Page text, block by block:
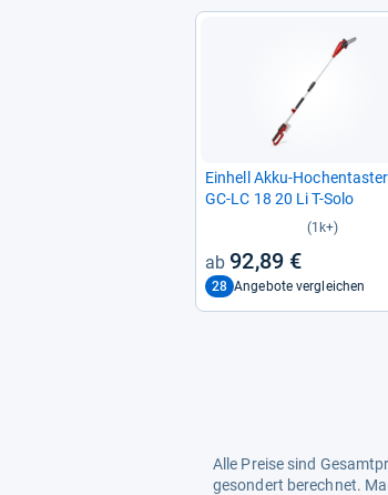
Ein­hell Akku-​Hoch­en­tas­ter
GC-​LC 18 20 Li T-​Solo
(1k+)
92,89 €
28 Angebote vergleichen
Alle Preise sind
gesondert berechnet.